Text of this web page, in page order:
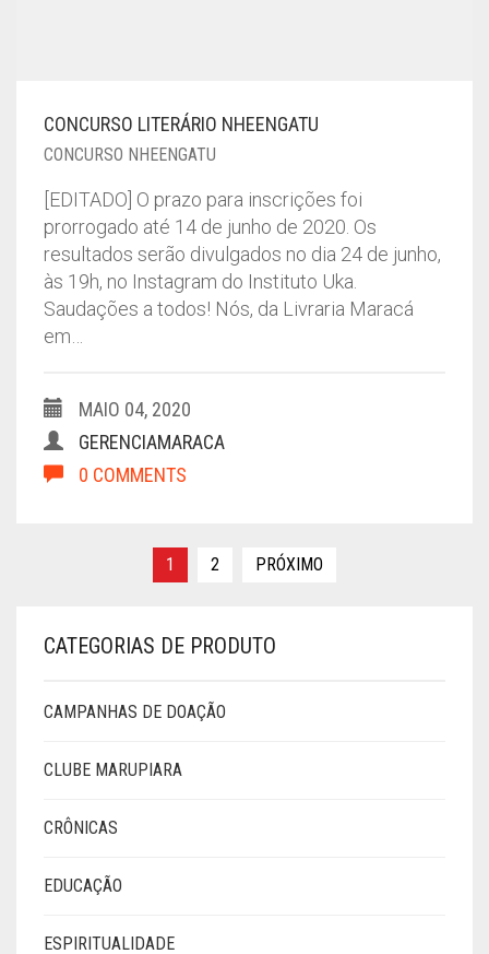
CONCURSO LITERÁRIO NHEENGATU
CONCURSO NHEENGATU
[EDITADO] O prazo para inscrições foi
prorrogado até 14 de junho de 2020. Os
resultados serão divulgados no dia 24 de junho,
às 19h, no Instagram do Instituto Uka.
Saudações a todos! Nós, da Livraria Maracá
em…
MAIO 04, 2020
GERENCIAMARACA
0 COMMENTS
Paginação
posts
1 2 PRÓXIMO
CATEGORIAS DE PRODUTO
CAMPANHAS DE DOAÇÃO
CLUBE MARUPIARA
CRÔNICAS
EDUCAÇÃO
ESPIRITUALIDADE